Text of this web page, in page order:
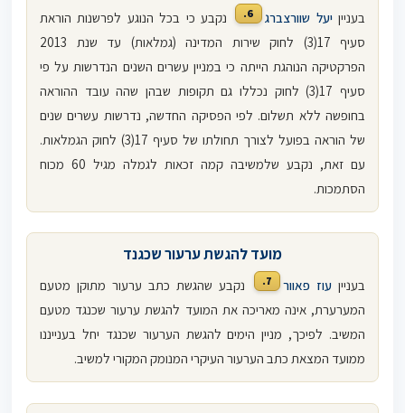
בענייןיעל שוורצברג 6.
נקבע כי בכל הנוגע לפרשנות הוראת
סעיף 17(3) לחוק שירות המדינה (גמלאות) עד שנת 2013
הפרקטיקה הנוהגת הייתה כי במניין עשרים השנים הנדרשות על פי
סעיף 17(3) לחוק נכללו גם תקופות שבהן שהה עובד ההוראה
בחופשה ללא תשלום. לפי הפסיקה החדשה, נדרשות עשרים שנים
של הוראה בפועל לצורך תחולתו של סעיף 17(3) לחוק הגמלאות.
עם זאת, נקבע שלמשיבה קמה זכאות לגמלה מגיל 60 מכוח
הסתמכות.
מועד להגשת ערעור שכגנד
בעניין עוז פאוור 7.
נקבע שהגשת כתב ערעור מתוקן מטעם
המערערת, אינה מאריכה את המועד להגשת ערעור שכנגד מטעם
המשיב. לפיכך, מניין הימים להגשת הערעור שכנגד יחל בענייננו
ממועד המצאת כתב הערעור העיקרי המנומק המקורי למשיב.